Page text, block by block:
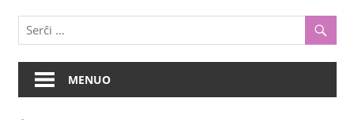
MENUO